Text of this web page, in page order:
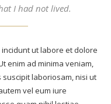
I had not lived.
ut labore et dolore
enim ad minima veniam,
laboriosam, nisi ut
vel eum iure